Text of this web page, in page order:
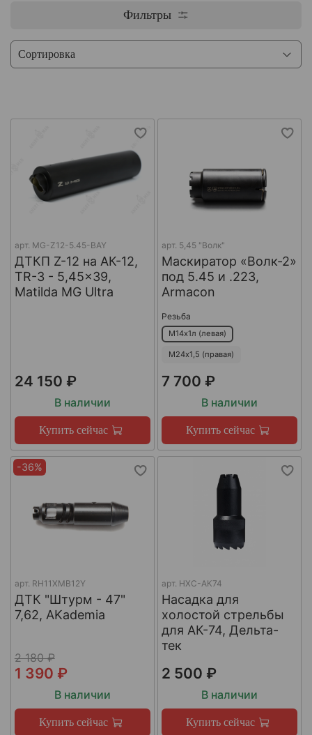
Фильтры
арт. MG-Z12-5.45-BAY
ДТКП Z-12 на АК-12,
TR-3 - 5,45x39,
Matilda MG Ultra
24 150 ₽
В наличии
Купить сейчас
арт. 5,45 "Волк"
Маскиратор «Волк-2»
под 5.45 и .223,
Armacon
Резьба
М14х1л (левая)
М24х1,5 (правая)
7 700 ₽
В наличии
Купить сейчас
-36%
арт. RH11XMB12Y
ДТК "Штурм - 47"
7,62, AKademia
2 180 ₽
1 390 ₽
В наличии
Купить сейчас
арт. НХС-АК74
Насадка для
холостой стрельбы
для АК-74, Дельта-
тек
2 500 ₽
В наличии
Купить сейчас